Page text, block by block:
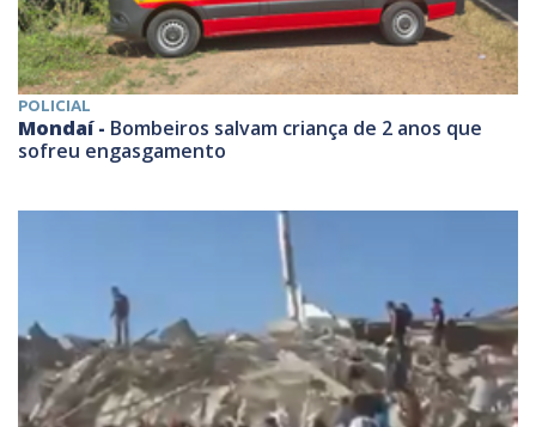
POLICIAL
Mondaí - Bombeiros salvam criança de 2 anos que
sofreu engasgamento